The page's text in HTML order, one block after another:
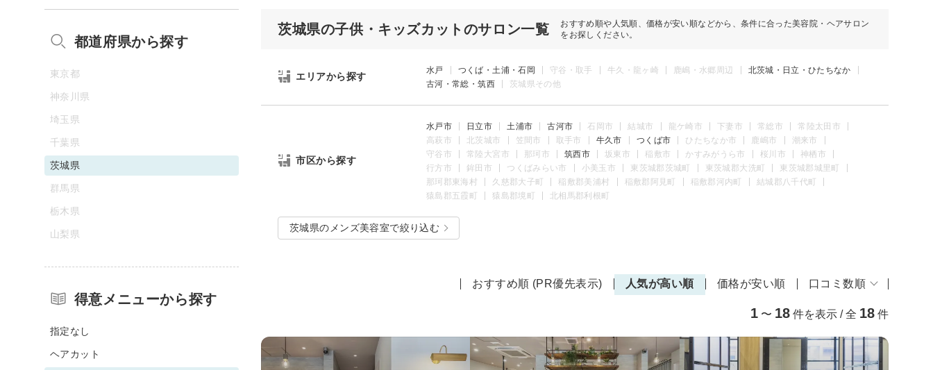
茨城県の子供・キッズカットのサロン一覧
おすすめ順や人気順、価格が安い順などから、条件に合った美容院・ヘアサロン
をお探しください。
エリアから探す
水戸 つくば・土浦・石岡 守谷・取手 牛久・龍ヶ崎 鹿嶋・水郷周辺
北茨城・日立・ひたちなか
古河・常総・筑西
茨城県その他
市区から探す
水戸市 日立市 土浦市 古河市 石岡市 結城市 龍ケ崎市 下妻市 常総市
常陸太田市
高萩市
北茨城市 笠間市 取手市 牛久市 つくば市 ひたちなか市 鹿嶋市
潮来市
守谷市
常陸大宮市 那珂市 筑西市 坂東市 稲敷市 かすみがうら市 桜川市
神栖市
行方市
鉾田市 つくばみらい市 小美玉市 東茨城郡茨城町 東茨城郡大洗町
東茨城郡城里町
那珂郡東海村
久慈郡大子町 稲敷郡美浦村 稲敷郡阿見町 稲敷郡河内町
結城郡八千代町
猿島郡五霞町
猿島郡境町 北相馬郡利根町
茨城県のメンズ美容室で絞り込む
おすすめ順 (PR優先表示) 人気が高い順 価格が安い順 口コミ数順
1 〜 18 件を表示 / 全 18 件
都道府県から探す
東京都
神奈川県
埼玉県
千葉県
茨城県
群馬県
栃木県
山梨県
得意メニューから探す
指定なし
ヘアカット